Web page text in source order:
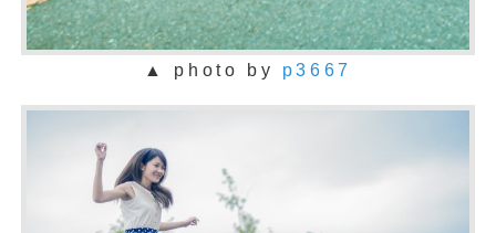
▲ photo by p3667